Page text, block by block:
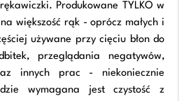
Produkowane TYLKO w
większość rąk - oprócz małych i
używane przy cięciu błon do
przeglądania negatywów,
innych prac - niekoniecznie
wymagana jest czystość z